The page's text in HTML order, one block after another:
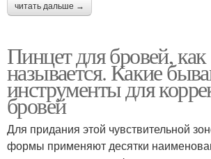
читать дальше →
Пинцет для бровей, как
называется. Какие
инструменты для
бровей
Для придания этой чувствительной
формы применяют десятки